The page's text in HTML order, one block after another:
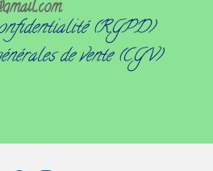
(RGPD)
de vente (CGV)